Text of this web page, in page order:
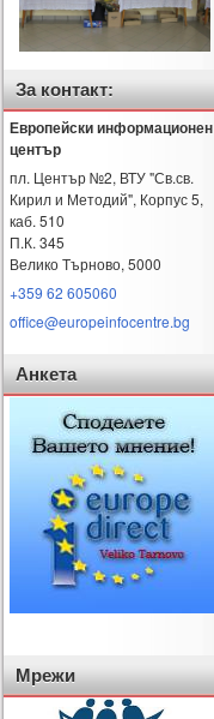
За контакт:
Европейски информационен
център
пл. Център №2, ВТУ "Св.св.
Кирил и Методий", Корпус 5,
каб. 510
П.К. 345
Велико Търново, 5000
+359 62 605060
office@europeinfocentre.bg
Анкета
Мрежи